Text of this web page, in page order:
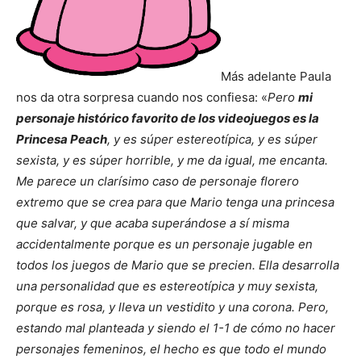
Más adelante Paula
nos da otra sorpresa cuando nos confiesa: «Pero mi
personaje histórico favorito de los videojuegos es la
Princesa Peach, y es súper estereotípica, y es súper
sexista, y es súper horrible, y me da igual, me encanta.
Me parece un clarísimo caso de personaje florero
extremo que se crea para que Mario tenga una princesa
que salvar, y que acaba superándose a sí misma
accidentalmente porque es un personaje jugable en
todos los juegos de Mario que se precien. Ella desarrolla
una personalidad que es estereotípica y muy sexista,
porque es rosa, y lleva un vestidito y una corona. Pero,
estando mal planteada y siendo el 1-1 de cómo no hacer
personajes femeninos, el hecho es que todo el mundo